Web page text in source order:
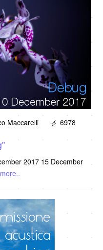
Maccarelli 6978
2017 15 December